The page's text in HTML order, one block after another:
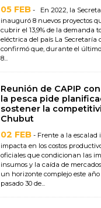
05 FEB - En 2022, la
inauguró 8 nuevos proyectos
cubrir el 13,9% de la demanda
eléctrica del país La Secretaría
confirmó que, durante el
8...
Reunión de CAPIP
la pesca pide
sostener la
Chubut
02 FEB - Frente a la
impacta en los costos
oficiales que condicionan las
insumos y la caída de
un horizonte complejo este
pasado 30 de...